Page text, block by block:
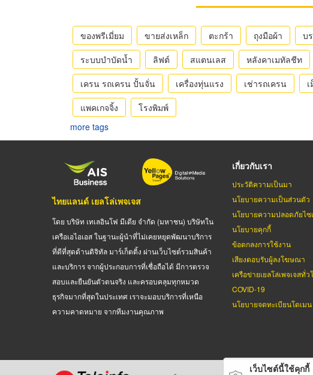
ของพรีเมี่ยม ขายส่งเหล็ก ตะกร้า ถุงมือผ้า บ
ระบบบำบัดน้ำ
ลิฟต์ สแตนเลส หลังคาเมทัลชีท
เครน รถเครน ปั้นจั่น
เครื่องทุ่นแรง เช่ารถเครน
แพคเกจจิ้ง
โรงพิมพ์
more tags
ไทยแลนด์ เยลโล่เพจเจส
โดย บริษัท เทเลอินโฟ มีเดีย จำกัด (มหาชน) บริษัทใน
เครือเอไอเอส ในฐานะผู้นำที่ไม่เคยหยุดพัฒนาบริการ
ที่ดีที่สุดด้านดิจิทัล มาร์เก็ตติ้ง ผ่านเว็บไซต์รวมสินค้า
และบริการ จากผู้ประกอบการที่เชื่อถือได้ มีการตรวจ
สอบและยืนยันตัวตนจริง และครอบคลุมทุกหมวด
ธุรกิจมากที่สุดในประเทศ เราจะมอบบริการที่เหนือ
ความคาดหมาย จากทีมงานคุณภาพ
เกี่ยวกับเรา
ประวัติความเป็นมา
นโยบายความเป็นส่วนตัว
นโยบายความปลอดภัยไซ
นโยบายคุกกี้
ข้อตกลงการใช้งาน
เสียงตอบรับผู้ลงโฆษณา
เครือข่ายเยลโล่เพจเจสทั่ว
COVID-19
นโยบายจดทะเบียนโดเมน
เว็บไซต์นี้ใช้คุกกี้